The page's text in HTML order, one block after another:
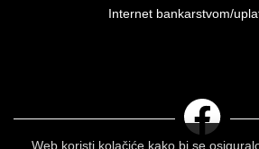
Internet bankarstvom/
Web koristi kolačiće kako bi se